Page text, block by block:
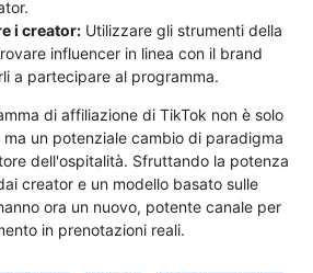
i creator:Utilizzare gli strumenti della
influencer in linea con il brand
a partecipare al programma.
di affiliazione di TikTok non è solo
un potenziale cambio di paradigma
dell'ospitalità. Sfruttando la potenza
creator e un modello basato sulle
ora un nuovo, potente canale per
in prenotazioni reali.